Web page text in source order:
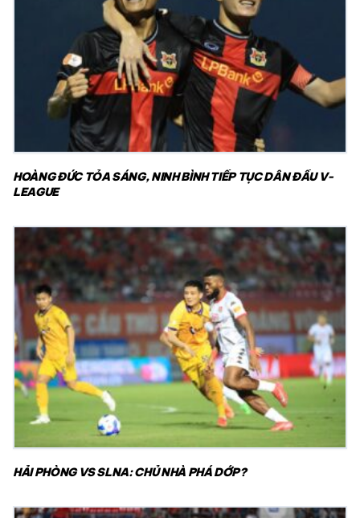
HOÀNG ĐỨC TỎA SÁNG, NINH BÌNH TIẾP TỤC DẪN ĐẦU V-
LEAGUE
HẢI PHÒNG VS SLNA: CHỦ NHÀ PHÁ DỚP?